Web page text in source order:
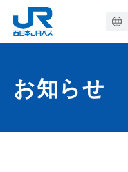
トップページ
西バスの魅力
お知らせ